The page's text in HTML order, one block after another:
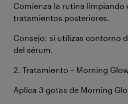
Comienza la rutina limpiando
tratamientos posteriores.
Consejo: si utilizas contorno
del sérum.
2. Tratamiento – Morning
Aplica 3 gotas de Morning